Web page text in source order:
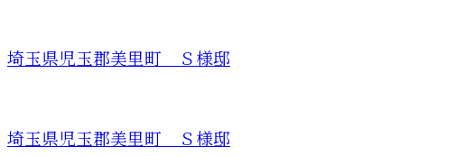
埼玉県児玉郡美里町 Ｓ様邸
埼玉県児玉郡美里町 Ｓ様邸